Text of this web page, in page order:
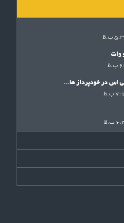
وات
اس در خودپرداز ها...